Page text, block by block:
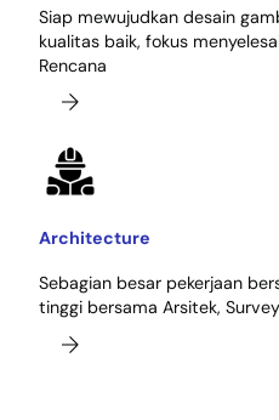
Siap mewujudkan desain
kualitas baik, fokus
Rencana
Architecture
Sebagian besar pekerjaan
tinggi bersama Arsitek,